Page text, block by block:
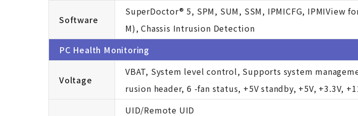
Software
SuperDoctor® 5, SPM, SUM, SSM, IPMICFG,
M), Chassis Intrusion Detection
PC Health Monitoring
Voltage
VBAT, System level control, Supports system
rusion header, 6 -fan status, +5V standby, +5V, +3.3V,
UID/Remote UID